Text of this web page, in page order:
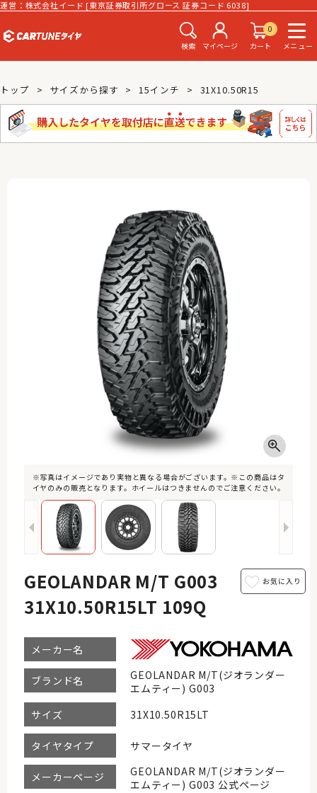
運営：株式会社イード [東京証券取引所グロース 証券コード 6038]
検索 マイページ
0
カート
メニュー
トップ サイズから探す 15インチ 31X10.50R15
※写真はイメージであり実物と異なる場合がございます。※この商品はタ
イヤのみの販売となります。ホイールはつきませんのでご注意ください。
GEOLANDAR M/T G003
31X10.50R15LT 109Q
メーカー名
ブランド名
GEOLANDAR M/T(ジオランダー
エムティー) G003
サイズ
31X10.50R15LT
タイヤタイプ サマータイヤ
メーカーページ
GEOLANDAR M/T(ジオランダー
エムティー) G003 公式ページ